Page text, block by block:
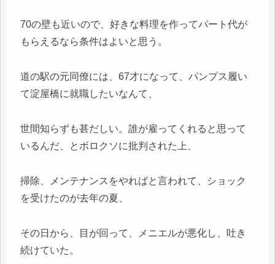
70の壁も近いので、好きな料理を作ってパート代が
もらえるなら条件はよいと思う。
道の駅の元同僚には、67才になって、パンプス履い
て淀屋橋に就職したいなんて、
世間知らずも甚だしい。誰が雇ってくれると思って
いるんだ、とボロクソに批判された上、
掃除、メンテナンスをやればと言われて、ショック
を受けたのが去年の夏、
その日から、目が回って、メニエルが悪化し、吐き
続けていた。